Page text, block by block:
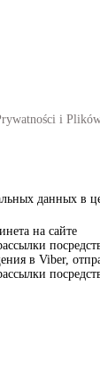
i
данных в
на сайте
в Viber,